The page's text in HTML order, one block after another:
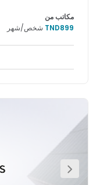
مكاتب من
TND899شخص/شهر